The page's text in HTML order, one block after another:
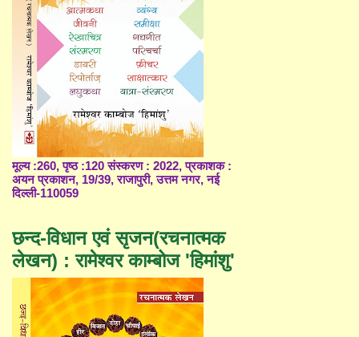
मूल्य :260, पृष्ठ :120 संस्करण : 2022, प्रकाशक :
अयन प्रकाशन, 19/39, राजापुरी, उत्तम नगर, नई
दिल्ली-110059
छन्द-विधान एवं सृजन(रचनात्मक
लेखन) : रामेश्वर काम्बोज 'हिमांशु'